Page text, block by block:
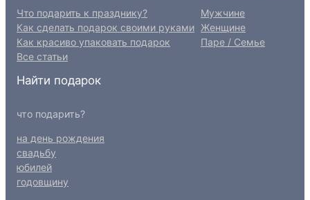
Что подарить к празднику?
Как сделать подарок своими руками
Как красиво упаковать подарок
Все статьи
Мужчине
Женщине
Паре / Семье
Найти подарок
что подарить?
на день рождения
свадьбу
юбилей
годовщину